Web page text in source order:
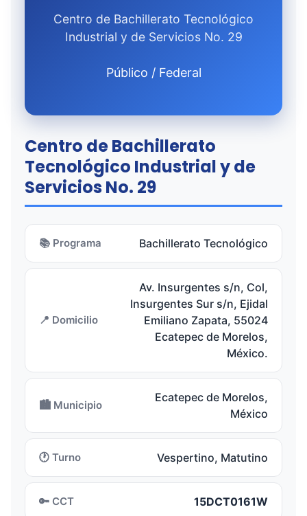
Centro de Bachillerato Tecnológico
Industrial y de Servicios No. 29
Público / Federal
Centro de Bachillerato
Tecnológico Industrial y de
Servicios No. 29
📚 Programa Bachillerato Tecnológico
📍 Domicilio
Av. Insurgentes s/n, Col,
Insurgentes Sur s/n, Ejidal
Emiliano Zapata, 55024
Ecatepec de Morelos,
México.
🏙️ Municipio
Ecatepec de Morelos,
México
🕐 Turno Vespertino, Matutino
🔑 CCT 15DCT0161W